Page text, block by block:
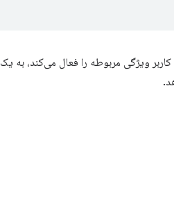
ویژگی مربوطه را فعال می‌کند، به یک